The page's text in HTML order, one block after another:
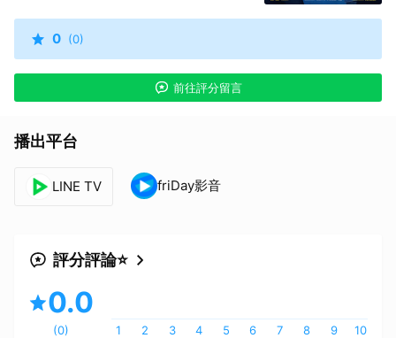
0 (0)
前往評分留言
播出平台
LINE TV friDay影音
評分評論⭐
0.0
(0) 1 2 3 4 5 6 7 8 9 10